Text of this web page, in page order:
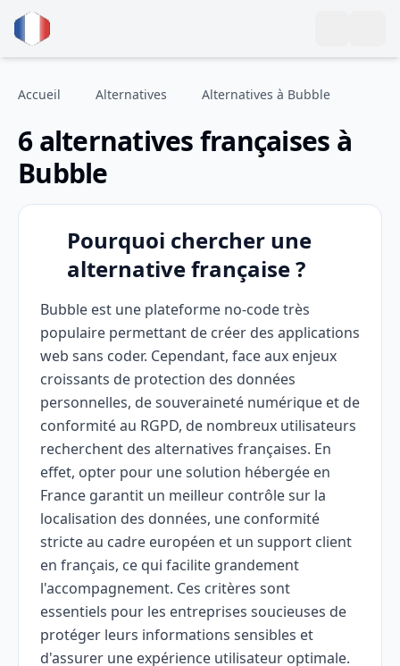
Accueil Alternatives Alternatives à Bubble
6 alternatives françaises à
Bubble
Pourquoi chercher une
alternative française ?
Bubble est une plateforme no-code très
populaire permettant de créer des applications
web sans coder. Cependant, face aux enjeux
croissants de protection des données
personnelles, de souveraineté numérique et de
conformité au RGPD, de nombreux utilisateurs
recherchent des alternatives françaises. En
effet, opter pour une solution hébergée en
France garantit un meilleur contrôle sur la
localisation des données, une conformité
stricte au cadre européen et un support client
en français, ce qui facilite grandement
l'accompagnement. Ces critères sont
essentiels pour les entreprises soucieuses de
protéger leurs informations sensibles et
d'assurer une expérience utilisateur optimale.